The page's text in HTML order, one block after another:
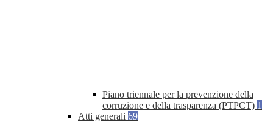
Piano triennale per la prevenzione della
corruzione e della trasparenza (PTPCT) 1
Atti generali 69